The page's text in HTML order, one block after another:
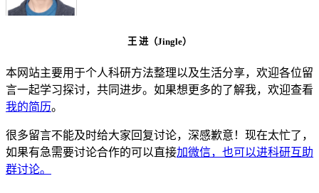
王 进（Jingle）
本网站主要用于个人科研方法整理以及生活分享，欢迎各位留
言一起学习探讨，共同进步。如果想更多的了解我，欢迎查看
我的简历。
很多留言不能及时给大家回复讨论，深感歉意！现在太忙了，
如果有急需要讨论合作的可以直接加微信，也可以进科研互助
群讨论。